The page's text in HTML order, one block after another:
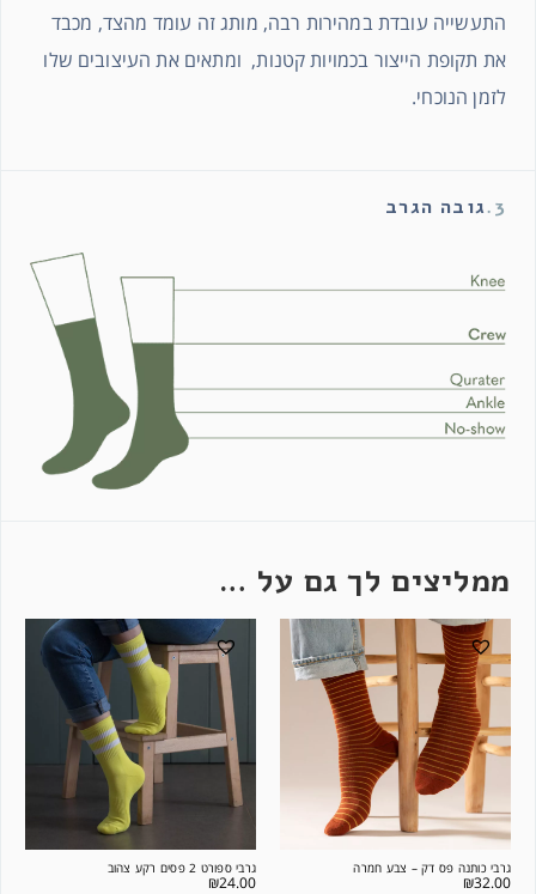
התעשייה עובדת במהירות רבה, מותג זה עומד מהצד, מכבד
את תקופת הייצור בכמויות קטנות, ומתאים את העיצובים שלו
לזמן הנוכחי.
3. גובה הגרב
ממליצים לך גם על …
גרבי כותנה פס דק – צבע חמרה
₪32.00
גרבי ספורט 2 פסים רקע צהוב
₪24.00